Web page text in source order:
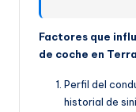
Factores que
de coche en
Perfil del
historial de